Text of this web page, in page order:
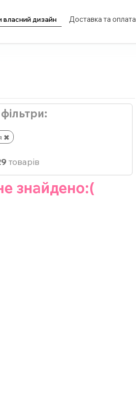
власний дизайн Доставка та оплата
товарів
знайдено:(